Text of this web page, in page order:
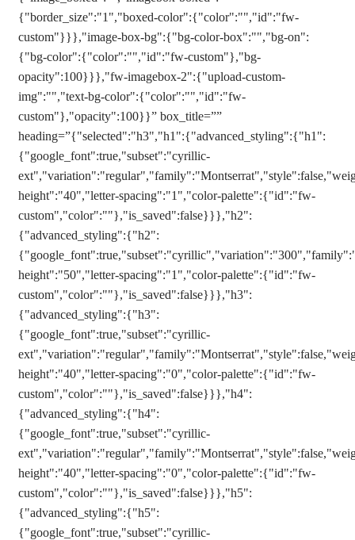
{"border_size":"1","boxed-color":{"color":"","id":"fw-
custom"}}},"image-box-bg":{"bg-color-box":"","bg-on":
{"bg-color":{"color":"","id":"fw-custom"},"bg-
opacity":100}}},"fw-imagebox-2":{"upload-custom-
img":"","text-bg-color":{"color":"","id":"fw-
custom"},"opacity":100}}” box_title=””
heading=”{"selected":"h3","h1":{"advanced_styling":{"h1":
{"google_font":true,"subset":"cyrillic-
height":"40","letter-spacing":"1","color-palette":{"id":"fw-
custom","color":""},"is_saved":false}}},"h2":
{"advanced_styling":{"h2":
height":"50","letter-spacing":"1","color-palette":{"id":"fw-
custom","color":""},"is_saved":false}}},"h3":
{"advanced_styling":{"h3":
{"google_font":true,"subset":"cyrillic-
height":"40","letter-spacing":"0","color-palette":{"id":"fw-
custom","color":""},"is_saved":false}}},"h4":
{"advanced_styling":{"h4":
{"google_font":true,"subset":"cyrillic-
height":"40","letter-spacing":"0","color-palette":{"id":"fw-
custom","color":""},"is_saved":false}}},"h5":
{"advanced_styling":{"h5":
{"google_font":true,"subset":"cyrillic-